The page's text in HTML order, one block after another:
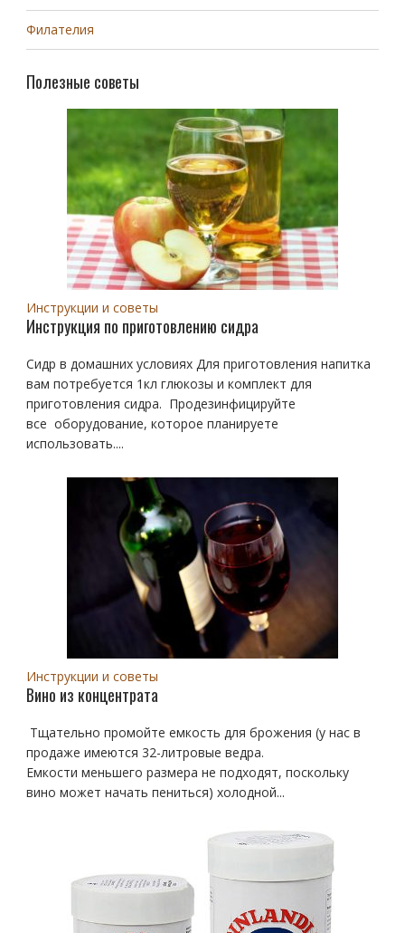
Филателия
Полезные советы
Инструкции и советы
Инструкция по приготовлению сидра
Сидр в домашних условиях Для приготовления напитка
вам потребуется 1кл глюкозы и комплект для
приготовления сидра. Продезинфицируйте
все оборудование, которое планируете
использовать....
Инструкции и советы
Вино из концентрата
Тщательно промойте емкость для брожения (у нас в
продаже имеются 32-литровые ведра.
Емкости меньшего размера не подходят, поскольку
вино может начать пениться) холодной...